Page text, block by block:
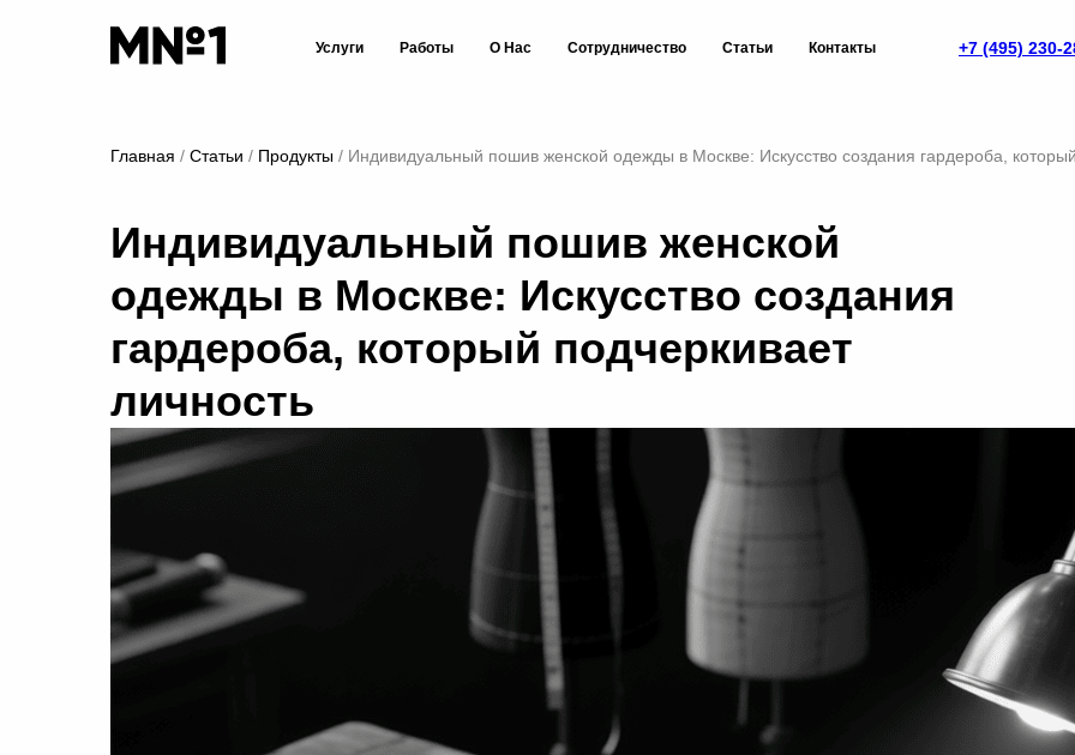
Услуги Работы О Нас Сотрудничество Статьи Контакты +7 (495) 230-
Главная Статьи Продукты Индивидуальный пошив женской одежды в Москве: Искусство создания гардероба,
Индивидуальный пошив женской
одежды в Москве: Искусство создания
гардероба, который подчеркивает
личность